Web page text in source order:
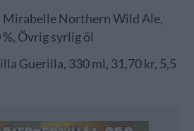
Mirabelle Northern Wild Ale,
Övrig syrlig öl
Guerilla, 330 ml, 31,70 kr, 5,5